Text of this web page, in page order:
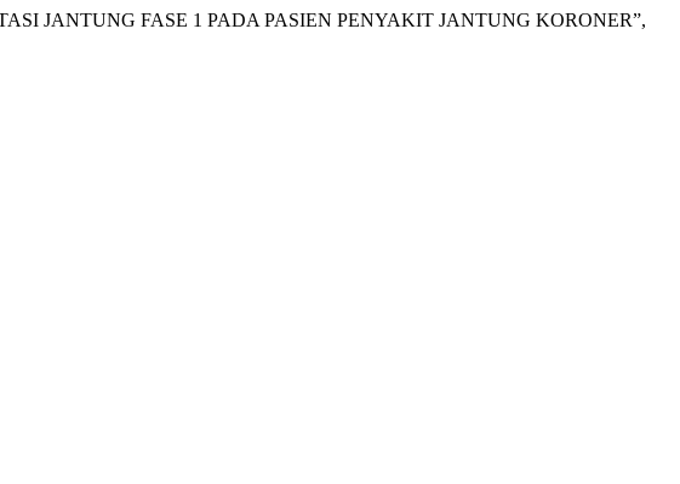
JANTUNG FASE 1 PADA PASIEN PENYAKIT JANTUNG KORONER”,